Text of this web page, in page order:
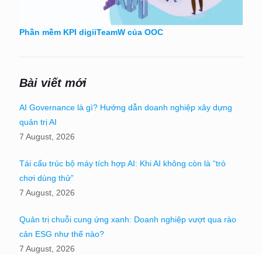
Phần mềm KPI digiiTeamW của OOC
Bài viết mới
AI Governance là gì? Hướng dẫn doanh nghiệp xây dựng
quản trị AI
7 August, 2026
Tái cấu trúc bộ máy tích hợp AI: Khi AI không còn là “trò
chơi dùng thử”
7 August, 2026
Quản trị chuỗi cung ứng xanh: Doanh nghiệp vượt qua rào
cản ESG như thế nào?
7 August, 2026